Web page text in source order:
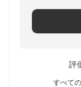
評
すべて